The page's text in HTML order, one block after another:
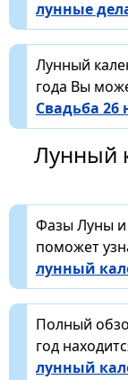
лунные
Лунный
года Вы
Свадьба 26
Лунный
Фазы Луны и
поможет
лунный
Полный
год
лунный